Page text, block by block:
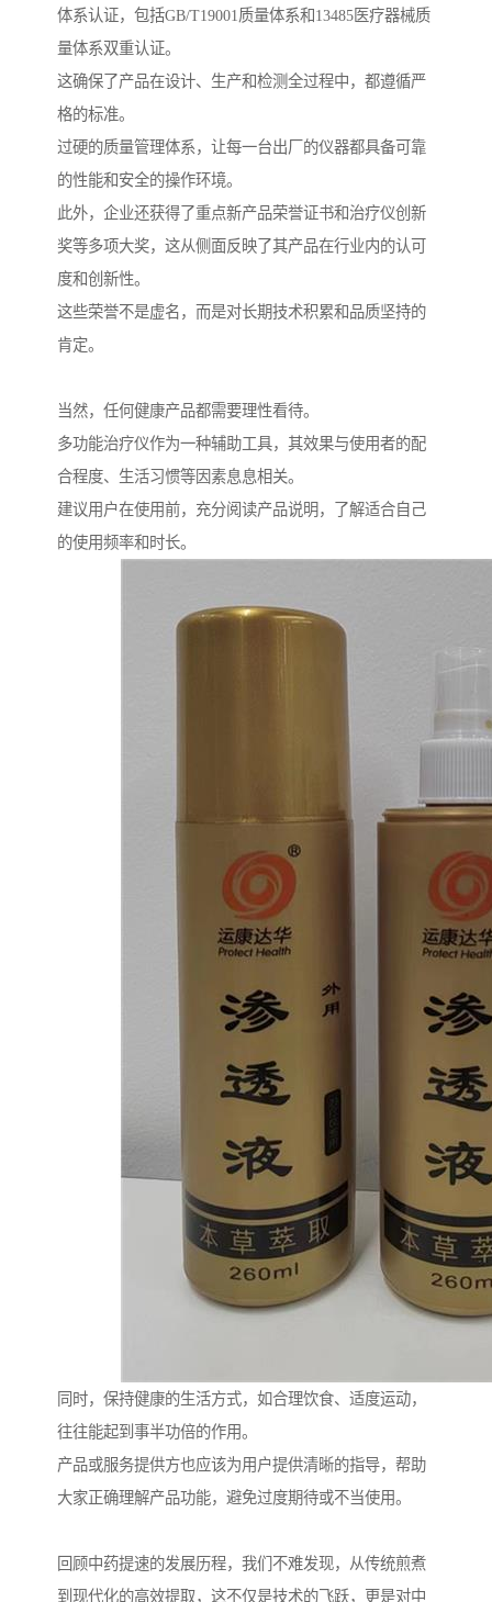
体系认证，包括GB/T19001质量体系和13485医疗器械质
量体系双重认证。
这确保了产品在设计、生产和检测全过程中，都遵循严
格的标准。
过硬的质量管理体系，让每一台出厂的仪器都具备可靠
的性能和安全的操作环境。
此外，企业还获得了重点新产品荣誉证书和治疗仪创新
奖等多项大奖，这从侧面反映了其产品在行业内的认可
度和创新性。
这些荣誉不是虚名，而是对长期技术积累和品质坚持的
肯定。
当然，任何健康产品都需要理性看待。
多功能治疗仪作为一种辅助工具，其效果与使用者的配
合程度、生活习惯等因素息息相关。
建议用户在使用前，充分阅读产品说明，了解适合自己
的使用频率和时长。
同时，保持健康的生活方式，如合理饮食、适度运动，
往往能起到事半功倍的作用。
产品或服务提供方也应该为用户提供清晰的指导，帮助
大家正确理解产品功能，避免过度期待或不当使用。
回顾中药提速的发展历程，我们不难发现，从传统煎煮
到现代化的高效提取，这不仅是技术的飞跃，更是对中